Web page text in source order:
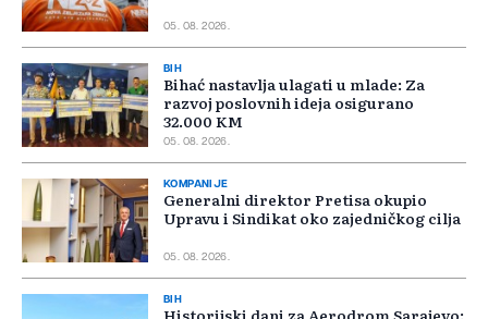
05. 08. 2026.
BIH
Bihać nastavlja ulagati u mlade: Za
razvoj poslovnih ideja osigurano
32.000 KM
05. 08. 2026.
KOMPANIJE
Generalni direktor Pretisa okupio
Upravu i Sindikat oko zajedničkog cilja
05. 08. 2026.
BIH